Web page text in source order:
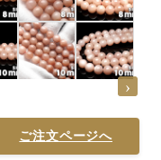
ご注文ページへ